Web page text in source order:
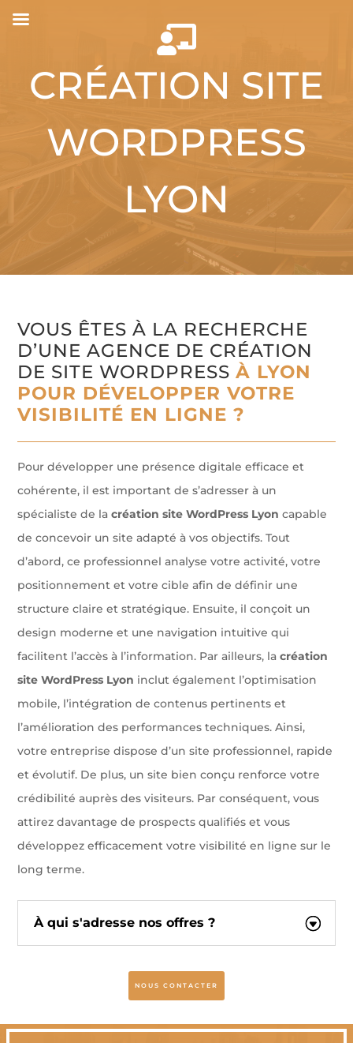

CRÉATION SITE
WORDPRESS
LYON
VOUS ÊTES À LA RECHERCHE
D’UNE AGENCE DE CRÉATION
DE SITE WORDPRESSÀ LYON
POUR DÉVELOPPER VOTRE
VISIBILITÉ EN LIGNE ?
Pour développer une présence digitale efficace et
cohérente, il est important de s’adresser à un
spécialiste de lacréation site WordPress Lyon capable
de concevoir un site adapté à vos objectifs. Tout
d’abord, ce professionnel analyse votre activité, votre
positionnement et votre cible afin de définir une
structure claire et stratégique. Ensuite, il conçoit un
design moderne et une navigation intuitive qui
facilitent l’accès à l’information. Par ailleurs, lacréation
site WordPress Lyon inclut également l’optimisation
mobile, l’intégration de contenus pertinents et
l’amélioration des performances techniques. Ainsi,
votre entreprise dispose d’un site professionnel, rapide
et évolutif. De plus, un site bien conçu renforce votre
crédibilité auprès des visiteurs. Par conséquent, vous
attirez davantage de prospects qualifiés et vous
développez efficacement votre visibilité en ligne sur le
long terme.
À qui s'adresse nos offres ?
NOUS CONTACTER